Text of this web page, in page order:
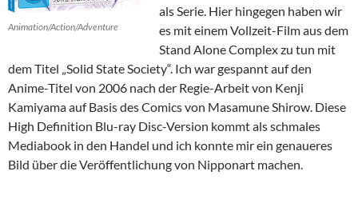
Animation/Action/Adventure
als Serie. Hier hingegen haben wir
es mit einem Vollzeit-Film aus dem
Stand Alone Complex zu tun mit
dem Titel „Solid State Society“. Ich war gespannt auf den
Anime-Titel von 2006 nach der Regie-Arbeit von Kenji
Kamiyama auf Basis des Comics von Masamune Shirow. Diese
High Definition Blu-ray Disc-Version kommt als schmales
Mediabook in den Handel und ich konnte mir ein genaueres
Bild über die Veröffentlichung von Nipponart machen.